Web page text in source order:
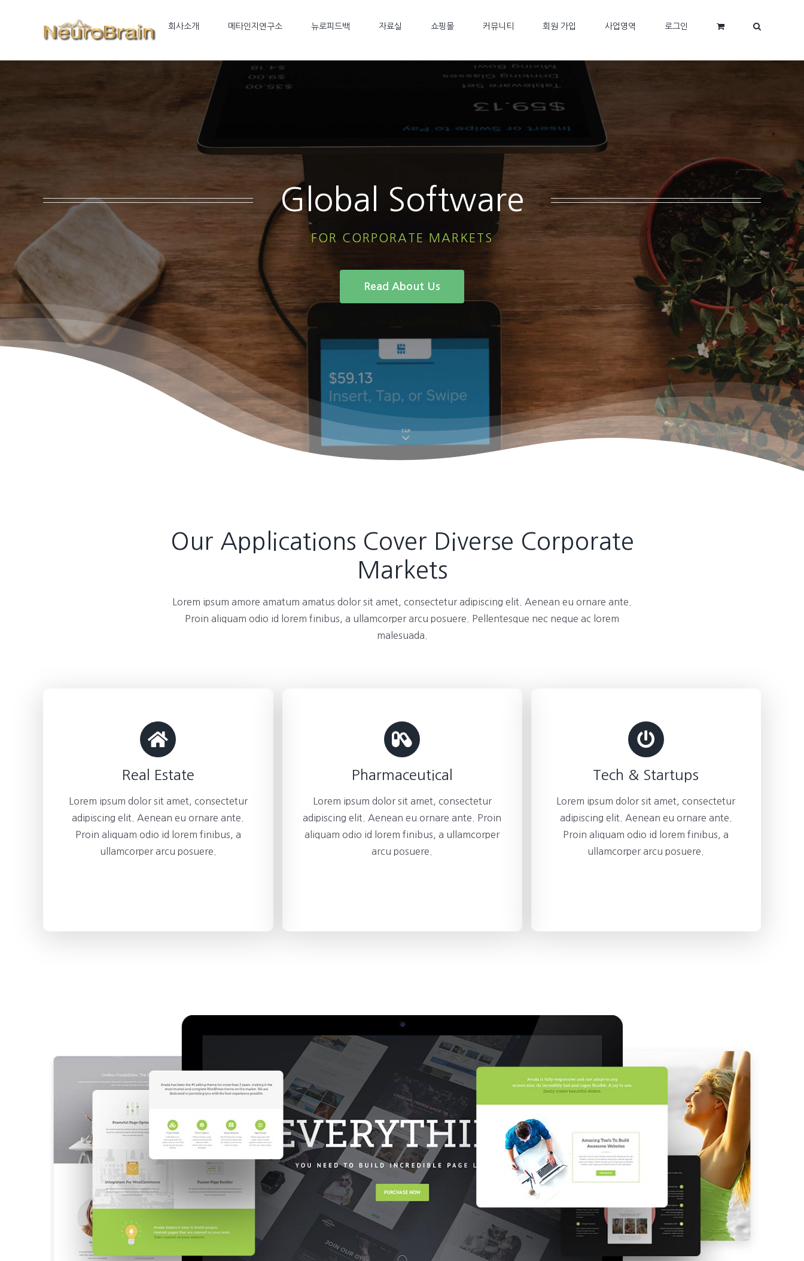
회사소개 메타인지연구소 뉴로피드백 자료실 쇼핑몰 커뮤니티 회원 가입 사업영역 로그인
Global Software
FOR CORPORATE MARKETS
Read About Us
Our Applications Cover Diverse Corporate
Markets
Lorem ipsum amore amatum amatus dolor sit amet, consectetur adipiscing elit. Aenean eu ornare ante.
Proin aliquam odio id lorem finibus, a ullamcorper arcu posuere. Pellentesque nec neque ac lorem
malesuada.
Real Estate
Lorem ipsum dolor sit amet, consectetur
adipiscing elit. Aenean eu ornare ante.
Proin aliquam odio id lorem finibus, a
ullamcorper arcu posuere.
Pharmaceutical
Lorem ipsum dolor sit amet, consectetur
adipiscing elit. Aenean eu ornare ante. Proin
aliquam odio id lorem finibus, a ullamcorper
arcu posuere.
Tech & Startups
Lorem ipsum dolor sit amet, consectetur
adipiscing elit. Aenean eu ornare ante.
Proin aliquam odio id lorem finibus, a
ullamcorper arcu posuere.